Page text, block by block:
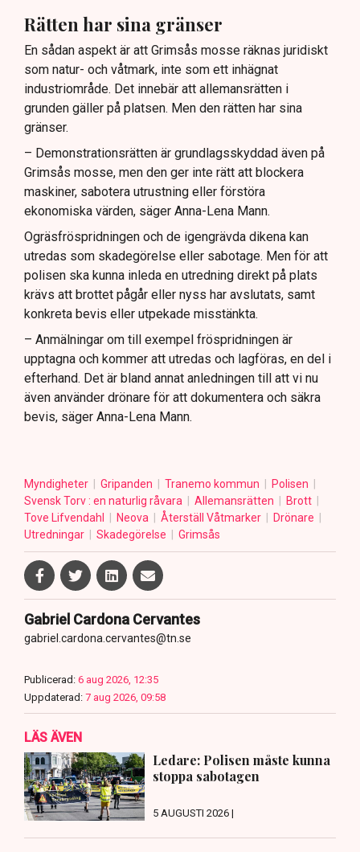
Rätten har sina gränser
En sådan aspekt är att Grimsås mosse räknas juridiskt
som natur- och våtmark, inte som ett inhägnat
industriområde. Det innebär att allemansrätten i
grunden gäller på platsen. Men den rätten har sina
gränser.
– Demonstrationsrätten är grundlagsskyddad även på
Grimsås mosse, men den ger inte rätt att blockera
maskiner, sabotera utrustning eller förstöra
ekonomiska värden, säger Anna-Lena Mann.
Ogräsfröspridningen och de igengrävda dikena kan
utredas som skadegörelse eller sabotage. Men för att
polisen ska kunna inleda en utredning direkt på plats
krävs att brottet pågår eller nyss har avslutats, samt
konkreta bevis eller utpekade misstänkta.
– Anmälningar om till exempel fröspridningen är
upptagna och kommer att utredas och lagföras, en del i
efterhand. Det är bland annat anledningen till att vi nu
även använder drönare för att dokumentera och säkra
bevis, säger Anna-Lena Mann.
Myndigheter Gripanden Tranemo kommun
Polisen
Svensk Torv : en naturlig råvara
Allemansrätten
Brott
Tove Lifvendahl
Neova Återställ Våtmarker
Drönare
Utredningar
Skadegörelse Grimsås
Gabriel Cardona Cervantes
gabriel.cardona.cervantes@tn.se
Publicerad: 6 aug 2026, 12:35
Uppdaterad: 7 aug 2026, 09:58
LÄS ÄVEN
Ledare: Polisen måste kunna
stoppa sabotagen
5 AUGUSTI 2026 |